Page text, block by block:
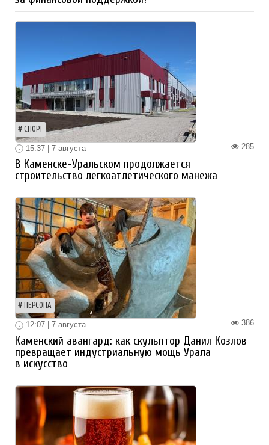
СПОРТ
285
15:37 | 7 августа
В Каменске-Уральском продолжается
строительство легкоатлетического манежа
ПЕРСОНА
386
12:07 | 7 августа
Каменский авангард: как скульптор Данил Козлов
превращает индустриальную мощь Урала
в искусство